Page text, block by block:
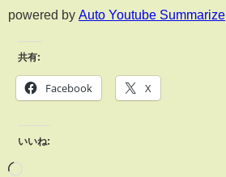
powered by Auto Youtube Summarize
共有:
Facebook X
いいね: